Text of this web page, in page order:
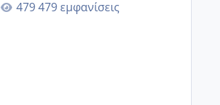
@Παρασκευαιδου @Zenia z
479 εμφανίσεις